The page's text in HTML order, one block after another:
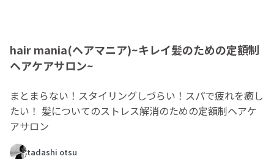
hair mania(ヘアマニア)~キレイ髪のための定額制
ヘアケアサロン~
まとまらない！スタイリングしづらい！スパで疲れを癒し
たい！ 髪についてのストレス解消のための定額制ヘアケ
アサロン
tadashi otsu